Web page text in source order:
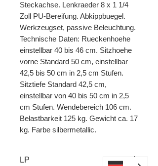
Steckachse. Lenkraeder 8 x 1 1/4
Zoll PU-Bereifung. Abkippbuegel.
Werkzeugset, passive Beleuchtung.
Technische Daten: Rueckenhoehe
einstellbar 40 bis 46 cm. Sitzhoehe
vorne Standard 50 cm, einstellbar
42,5 bis 50 cm in 2,5 cm Stufen.
Sitztiefe Standard 42,5 cm,
einstellbar von 40 bis 50 cm in 2,5
cm Stufen. Wendebereich 106 cm.
Belastbarkeit 125 kg. Gewicht ca. 17
kg. Farbe silbermetallic.
LP